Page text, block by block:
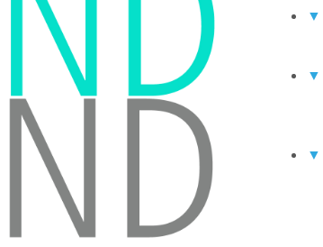
▼
▼
▼